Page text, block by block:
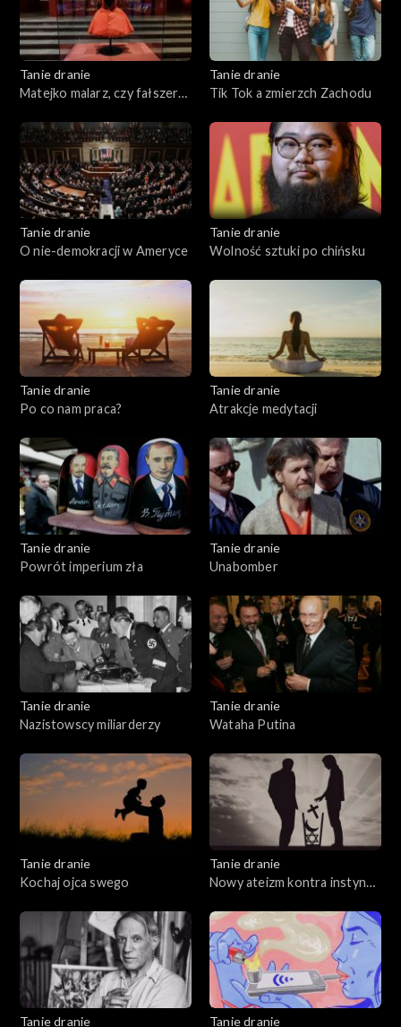
Tanie dranie
Matejko malarz, czy fałszerz
Tanie dranie
Tik Tok a zmierzch Zachodu
Tanie dranie
O nie-demokracji w Ameryce
Tanie dranie
Wolność sztuki po chińsku
Tanie dranie
Po co nam praca?
Tanie dranie
Atrakcje medytacji
Tanie dranie
Powrót imperium zła
Tanie dranie
Unabomber
Tanie dranie
Nazistowscy miliarderzy
Tanie dranie
Wataha Putina
Tanie dranie
Kochaj ojca swego
Tanie dranie
Nowy ateizm kontra instynkt
Tanie dranie
Tanie dranie